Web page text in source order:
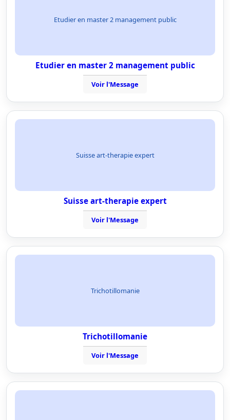
Etudier en master 2 management public
Etudier en master 2 management public
Voir l'Message
Suisse art-therapie expert
Suisse art-therapie expert
Voir l'Message
Trichotillomanie
Trichotillomanie
Voir l'Message